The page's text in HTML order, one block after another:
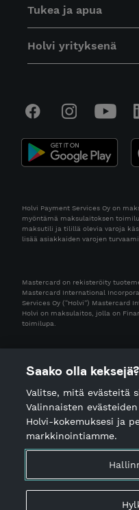
Tukea ja apua
Holvi yrityksenä
Holvi Payment Services Oy on
myöntämä maksulaitoksen
maksutili ja tilillä olevia varoja
lisää asiakkaiden varojen
Mastercard on rekisteröity
Mastercard International
Services Oy (“Holvi”) Mastercard
Holvi on maksulaitos, jolla on
toimilupa.
Palvelutiedot
Saako olla keksejä?
Valitse, mitä evästeitä
Valinnaisten
Holvi-kokemuksesi ja
markkinointiamme.